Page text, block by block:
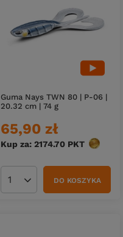
Guma Nays TWN 80 | P-06 |
20.32 cm | 74 g
65,90 zł
Kup za: 2174.70 PKT punktów
Ilość produktówDO KOSZYKA